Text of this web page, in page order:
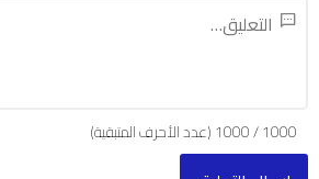
1000
/
1000(عدد الأحرف المتبقية)